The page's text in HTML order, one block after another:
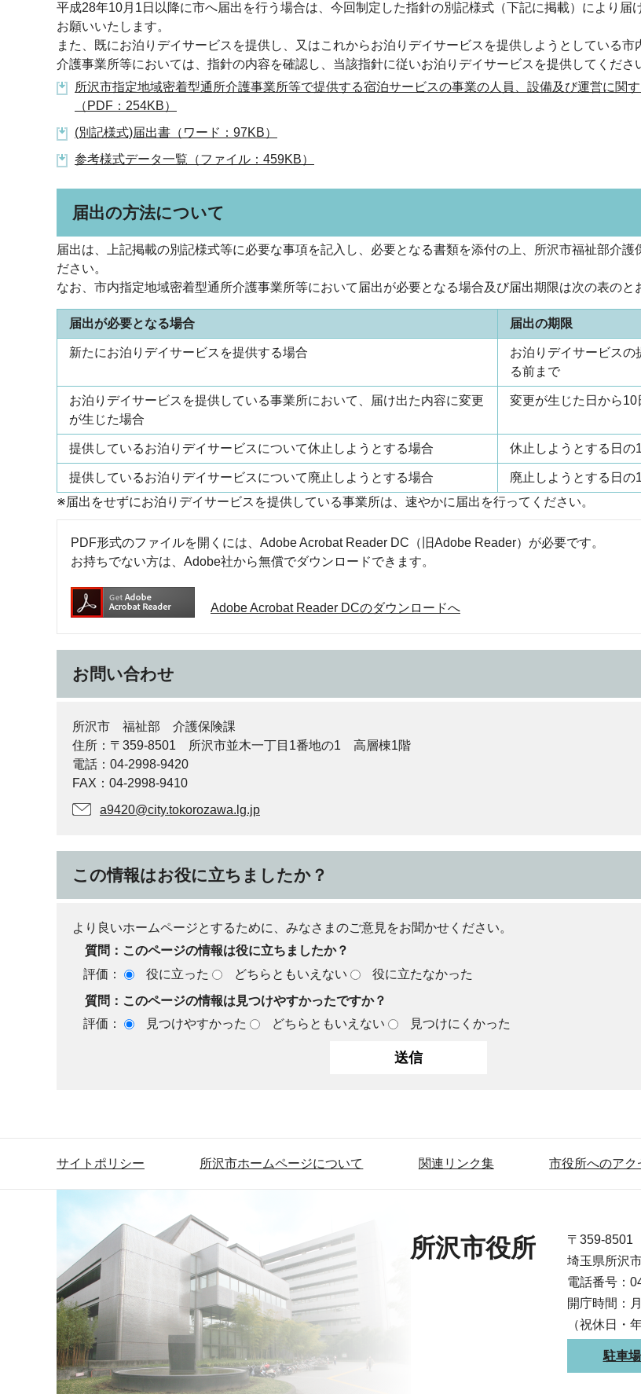
平成28年10月1日以降に市へ届出を行う場合は、今回制定した指針の別記様式（下記に掲載）により届
お願いいたします。
また、既にお泊りデイサービスを提供し、又はこれからお泊りデイサービスを提供しようとしている市
介護事業所等においては、指針の内容を確認し、当該指針に従いお泊りデイサービスを提供してくださ
所沢市指定地域密着型通所介護事業所等で提供する宿泊サービスの事業の人員、設備及び運営に関
（PDF：254KB）
(別記様式)届出書（ワード：97KB）
参考様式データ一覧（ファイル：459KB）
届出の方法について
届出は、上記掲載の別記様式等に必要な事項を記入し、必要となる書類を添付の上、所沢市福祉部介護
ださい。
なお、市内指定地域密着型通所介護事業所等において届出が必要となる場合及び届出期限は次の表のと
届出が必要となる場合 届出の期限
新たにお泊りデイサービスを提供する場合
お泊りデイサービスの
る前まで
お泊りデイサービスを提供している事業所において、届け出た内容に変更
が生じた場合
変更が生じた日から10
提供しているお泊りデイサービスについて休止しようとする場合 休止しようとする日の
提供しているお泊りデイサービスについて廃止しようとする場合
廃止しようとする日の
※届出をせずにお泊りデイサービスを提供している事業所は、速やかに届出を行ってください。
PDF形式のファイルを開くには、Adobe Acrobat Reader DC（旧Adobe Reader）が必要です。
お持ちでない方は、Adobe社から無償でダウンロードできます。
Adobe Acrobat Reader DCのダウンロードへ
お問い合わせ
所沢市 福祉部 介護保険課
住所：〒359-8501 所沢市並木一丁目1番地の1 高層棟1階
電話：04-2998-9420
FAX：04-2998-9410
a9420@city.tokorozawa.lg.jp
この情報はお役に立ちましたか？
より良いホームページとするために、みなさまのご意見をお聞かせください。
質問：このページの情報は役に立ちましたか？
評価：
役に立った どちらともいえない
役に立たなかった
質問：このページの情報は見つけやすかったですか？
評価：
見つけやすかった どちらともいえない 見つけにくかった
サイトポリシー 所沢市ホームページについて 関連リンク集 市役所へのアク
所沢市役所
〒359-8501
埼玉県所沢
電話番号：
開庁時間：
（祝休日・
駐車